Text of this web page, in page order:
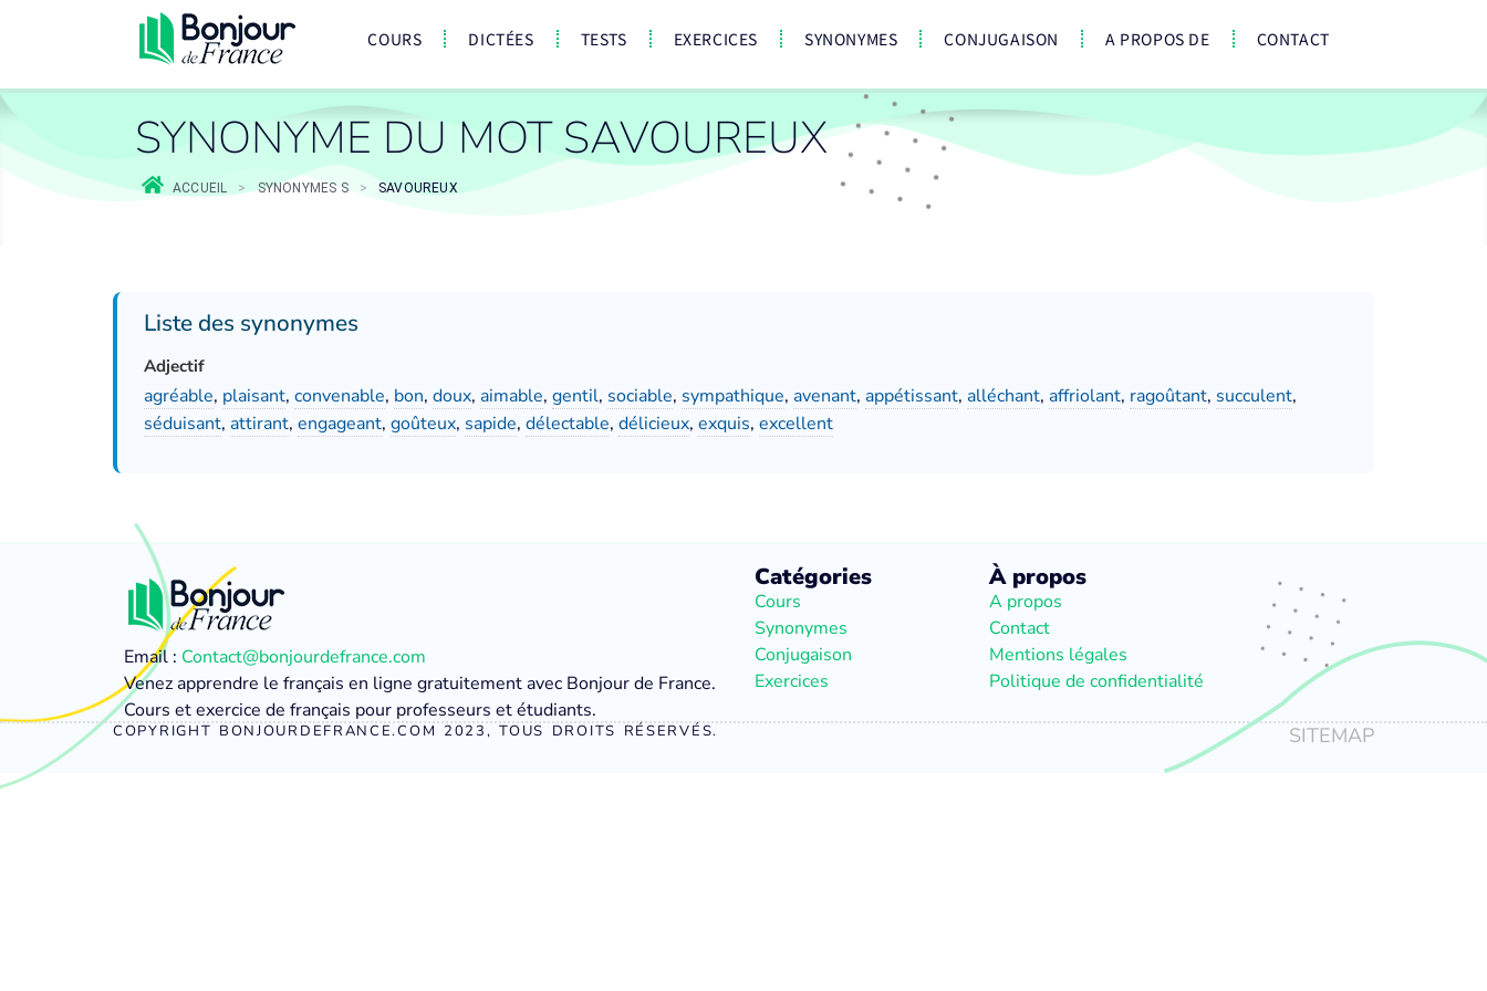
COURS DICTÉES TESTS EXERCICES SYNONYMES CONJUGAISON A PROPOS DE CONTACT
SYNONYME DU MOT SAVOUREUX
ACCUEIL > SYNONYMES S > SAVOUREUX
Liste des synonymes
Adjectif
agréable, plaisant, convenable, bon, doux, aimable, gentil, sociable, sympathique, avenant, appétissant, alléchant, affriolant, ragoûtant, succulent,
séduisant, attirant, engageant, goûteux, sapide, délectable, délicieux, exquis, excellent
Email : Contact@bonjourdefrance.com
Venez apprendre le français en ligne gratuitement avec Bonjour de France.
Cours et exercice de français pour professeurs et étudiants.
Catégories
Cours
Synonymes
Conjugaison
Exercices
À propos
A propos
Contact
Mentions légales
Politique de confidentialité
COPYRIGHT BONJOURDEFRANCE.COM 2023, TOUS DROITS RÉSERVÉS. SITEMAP